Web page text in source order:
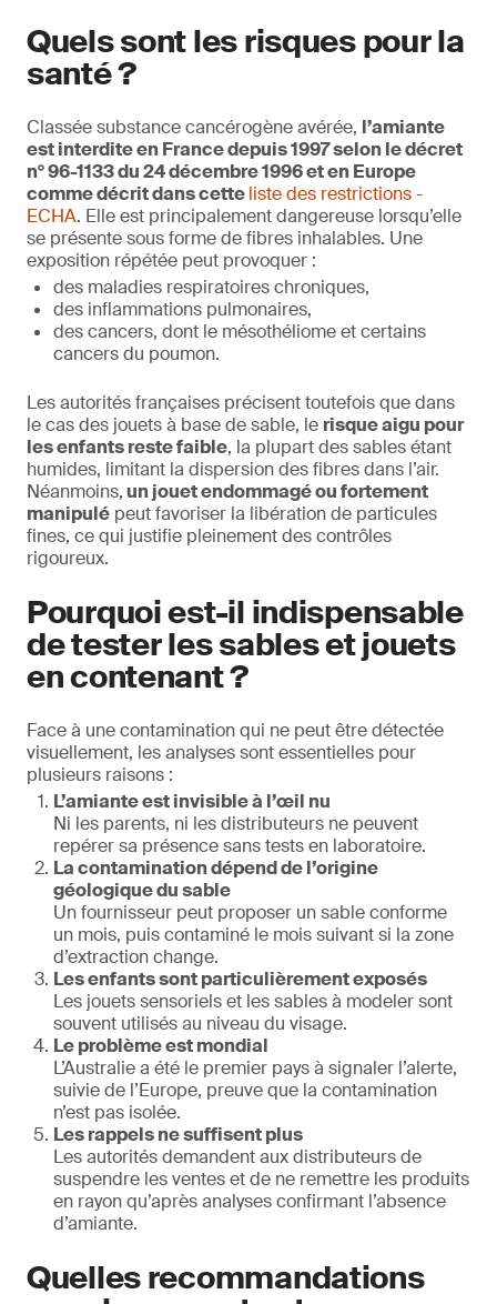
Quels sont les risques pour la
santé ?
Classée substance cancérogène avérée, l’amiante
est interdite en France depuis 1997 selon le décret
n° 96-1133 du 24 décembre 1996 et en Europe
comme décrit dans cetteliste des restrictions -
ECHA. Elle est principalement dangereuse lorsqu’elle
se présente sous forme de fibres inhalables. Une
exposition répétée peut provoquer :
des maladies respiratoires chroniques,
des inflammations pulmonaires,
des cancers, dont le mésothéliome et certains
cancers du poumon.
Les autorités françaises précisent toutefois que dans
le cas des jouets à base de sable, le risque aigu pour
les enfants reste faible, la plupart des sables étant
humides, limitant la dispersion des fibres dans l’air.
Néanmoins,un jouet endommagé ou fortement
manipulé peut favoriser la libération de particules
fines, ce qui justifie pleinement des contrôles
rigoureux.
Pourquoi est-il indispensable
de tester les sables et jouets
en contenant ?
Face à une contamination qui ne peut être détectée
visuellement, les analyses sont essentielles pour
plusieurs raisons :
L’amiante est invisible à l’œil nu
Ni les parents, ni les distributeurs ne peuvent
repérer sa présence sans tests en laboratoire.
La contamination dépend de l’origine
géologique du sable
Un fournisseur peut proposer un sable conforme
un mois, puis contaminé le mois suivant si la zone
d’extraction change.
Les enfants sont particulièrement exposés
Les jouets sensoriels et les sables à modeler sont
souvent utilisés au niveau du visage.
Le problème est mondial
L’Australie a été le premier pays à signaler l’alerte,
suivie de l’Europe, preuve que la contamination
n’est pas isolée.
Les rappels ne suffisent plus
Les autorités demandent aux distributeurs de
suspendre les ventes et de ne remettre les produits
en rayon qu’après analyses confirmant l’absence
d’amiante.
Quelles recommandations